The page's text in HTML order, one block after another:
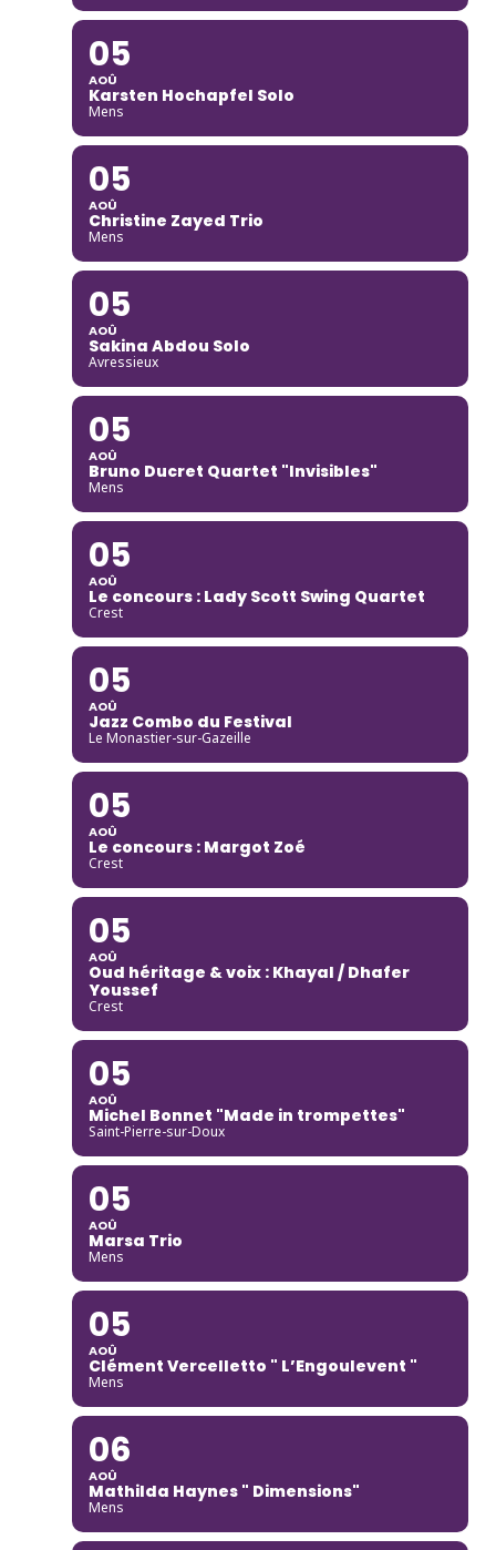
05
AOÛ
Karsten Hochapfel Solo
Mens
05
AOÛ
Christine Zayed Trio
Mens
05
AOÛ
Sakina Abdou Solo
Avressieux
05
AOÛ
Bruno Ducret Quartet "Invisibles"
Mens
05
AOÛ
Le concours : Lady Scott Swing Quartet
Crest
05
AOÛ
Jazz Combo du Festival
Le Monastier-sur-Gazeille
05
AOÛ
Le concours : Margot Zoé
Crest
05
AOÛ
Oud héritage & voix : Khayal / Dhafer
Youssef
Crest
05
AOÛ
Michel Bonnet "Made in trompettes"
Saint-Pierre-sur-Doux
05
AOÛ
Marsa Trio
Mens
05
AOÛ
Clément Vercelletto " L’Engoulevent "
Mens
06
AOÛ
Mathilda Haynes " Dimensions"
Mens